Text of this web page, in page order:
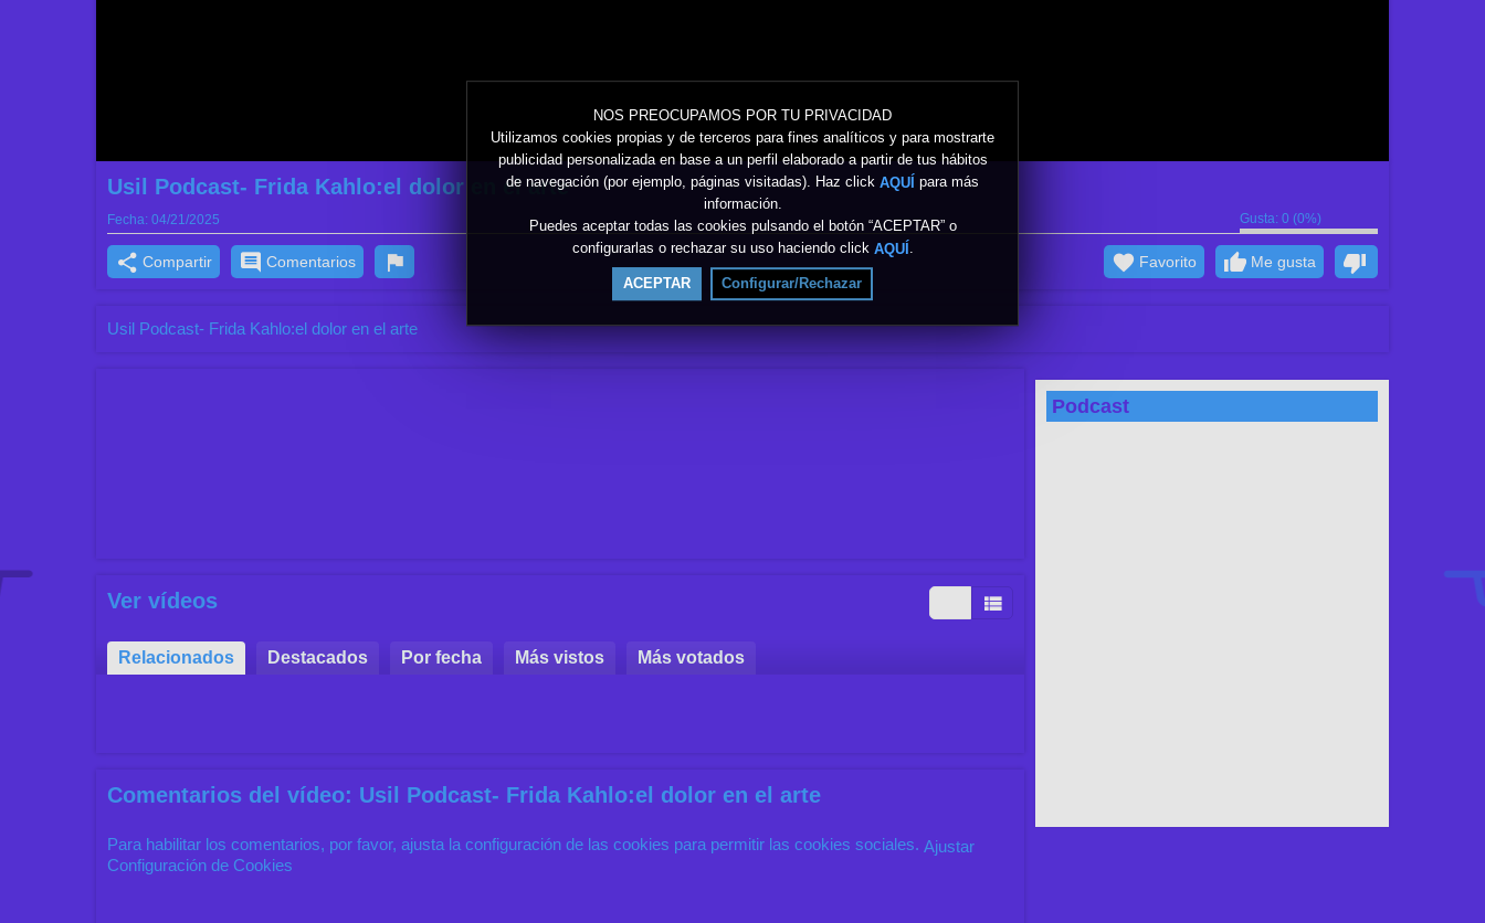
NOS PREOCUPAMOS POR TU PRIVACIDAD
Utilizamos cookies propias y de terceros para fines analíticos y para mostrarte
publicidad personalizada en base a un perfil elaborado a partir de tus hábitos
de navegación (por ejemplo, páginas visitadas). Haz click AQUÍ para más
información.
Puedes aceptar todas las cookies pulsando el botón “ACEPTAR” o
configurarlas o rechazar su uso haciendo click AQUÍ .
ACEPTAR Configurar/Rechazar
Usil Podcast- Frida Kahlo:el dolor en el arte
Fecha: 04/21/2025 Gusta: 0 (0%)
Compartir Comentarios Me gusta
Favorito
Usil Podcast- Frida Kahlo:el dolor en el arte
Ver vídeos
Relacionados Destacados Por fecha Más vistos Más votados
Comentarios del vídeo: Usil Podcast- Frida Kahlo:el dolor en el arte
Para habilitar los comentarios, por favor, ajusta la configuración de las cookies para permitir las cookies sociales. Ajustar
Configuración de Cookies
Podcast